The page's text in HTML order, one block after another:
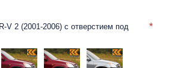
V 2 (2001-2006) с отверстием под